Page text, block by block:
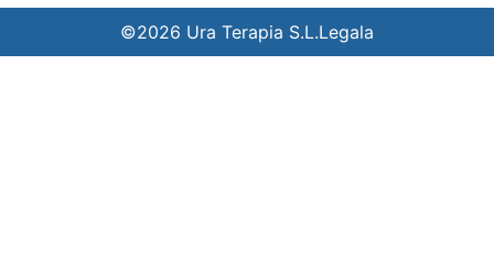
©2026 Ura Terapia S.L.Legala